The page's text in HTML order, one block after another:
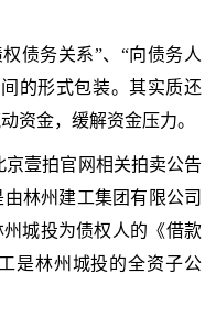
债务关系”、“向债务人
的形式包装。其实质还
资金，缓解资金压力。
壹拍官网相关拍卖公告
林州建工集团有限公司
州城投为债权人的《借款
是林州城投的全资子公